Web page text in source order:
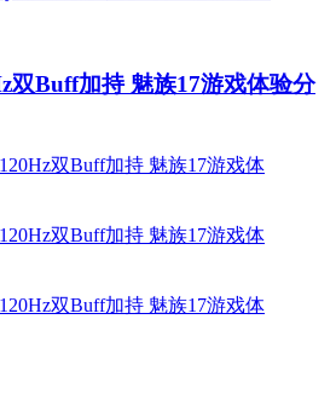
双Buff加持 魅族17游戏体验分